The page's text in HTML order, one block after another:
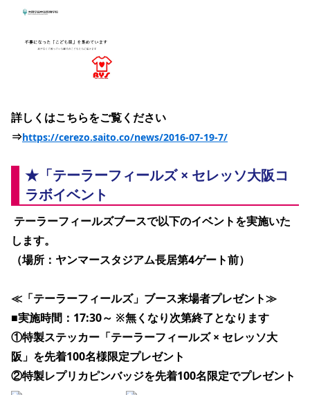
詳しくはこちらをご覧ください
⇒https://cerezo.saito.co/news/2016-07-19-7/
★「テーラーフィールズ × セレッソ大阪コ
ラボイベント
します。
（場所：ヤンマースタジアム長居第4ゲート前）
≪「テーラーフィールズ」ブース来場者プレゼント≫
■実施時間： 17:30～ ※無くなり次第終了となります
①特製ステッカー「テーラーフィールズ × セレッソ大
阪」を先着100名様限定プレゼント
②特製レプリカピンバッジを先着100名限定でプレゼント